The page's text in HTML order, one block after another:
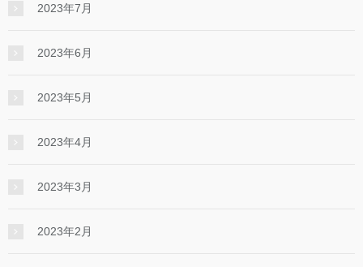
2023年7月
2023年6月
2023年5月
2023年4月
2023年3月
2023年2月